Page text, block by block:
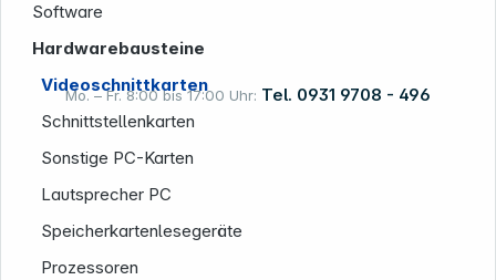
Mo. – Fr. 8:00 bis 17:00 Uhr: Tel. 0931 9708 - 496
Software
Hardwarebausteine
Videoschnittkarten
Schnittstellenkarten
Sonstige PC-Karten
Lautsprecher PC
Speicherkartenlesegeräte
Prozessoren
Informationen